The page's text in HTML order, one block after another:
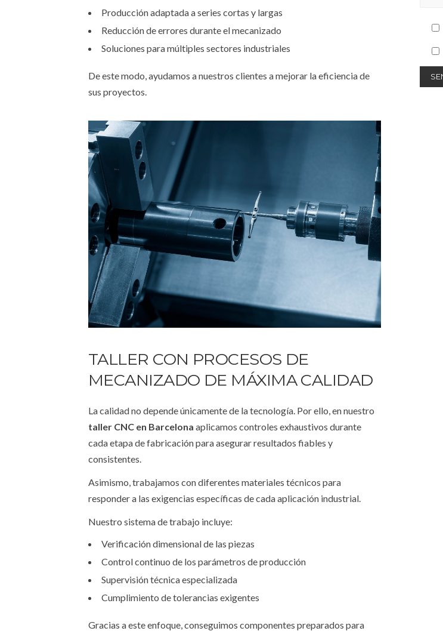
Producción adaptada a series cortas y largas
Reducción de errores durante el mecanizado
Soluciones para múltiples sectores industriales
De este modo, ayudamos a nuestros clientes a mejorar la eficiencia de
sus proyectos.
TALLER CON PROCESOS DE
MECANIZADO DE MÁXIMA CALIDAD
La calidad no depende únicamente de la tecnología. Por ello, en nuestro
taller CNC en Barcelona aplicamos controles exhaustivos durante
cada etapa de fabricación para asegurar resultados fiables y
consistentes.
Asimismo, trabajamos con diferentes materiales técnicos para
responder a las exigencias específicas de cada aplicación industrial.
Nuestro sistema de trabajo incluye:
Verificación dimensional de las piezas
Control continuo de los parámetros de producción
Supervisión técnica especializada
Cumplimiento de tolerancias exigentes
Gracias a este enfoque, conseguimos componentes preparados para